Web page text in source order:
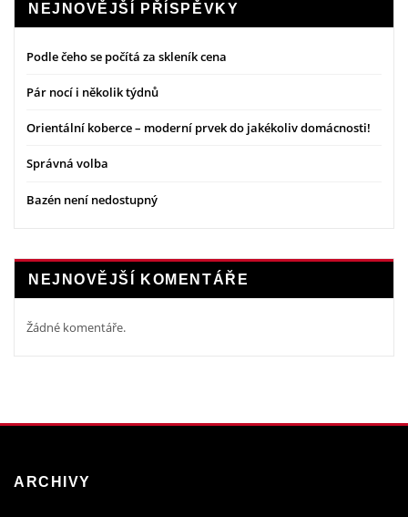
NEJNOVĚJŠÍ PŘÍSPĚVKY
Podle čeho se počítá za skleník cena
Pár nocí i několik týdnů
Orientální koberce – moderní prvek do jakékoliv domácnosti!
Správná volba
Bazén není nedostupný
NEJNOVĚJŠÍ KOMENTÁŘE
Žádné komentáře.
ARCHIVY